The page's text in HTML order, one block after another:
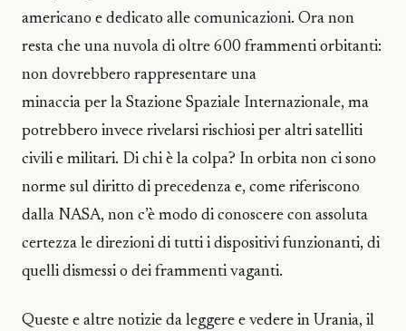
americano e dedicato alle comunicazioni. Ora non
resta che una nuvola di oltre 600 frammenti orbitanti:
non dovrebbero rappresentare una
minaccia per la Stazione Spaziale Internazionale, ma
potrebbero invece rivelarsi rischiosi per altri satelliti
civili e militari. Di chi è la colpa? In orbita non ci sono
norme sul diritto di precedenza e, come riferiscono
dalla NASA, non c’è modo di conoscere con assoluta
certezza le direzioni di tutti i dispositivi funzionanti, di
quelli dismessi o dei frammenti vaganti.
Queste e altre notizie da leggere e vedere in Urania, il